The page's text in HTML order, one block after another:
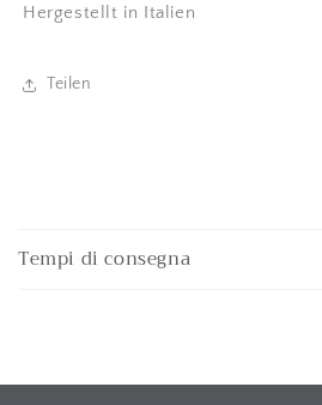
Hergestellt in Italien
Teilen
i
n
Tempi di consegna